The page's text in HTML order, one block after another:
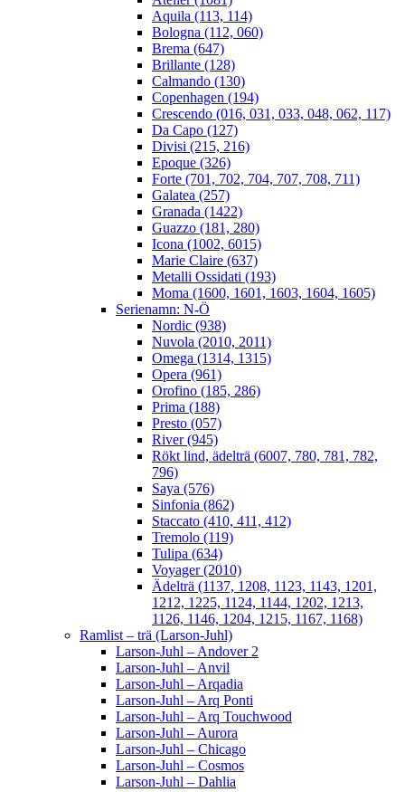
Aquila (113, 114)
Bologna (112, 060)
Brema (647)
Brillante (128)
Calmando (130)
Copenhagen (194)
Crescendo (016, 031, 033, 048, 062, 117)
Da Capo (127)
Divisi (215, 216)
Epoque (326)
Forte (701, 702, 704, 707, 708, 711)
Galatea (257)
Granada (1422)
Guazzo (181, 280)
Icona (1002, 6015)
Marie Claire (637)
Metalli Ossidati (193)
Moma (1600, 1601, 1603, 1604, 1605)
Serienamn: N-Ö
Nordic (938)
Nuvola (2010, 2011)
Omega (1314, 1315)
Opera (961)
Orofino (185, 286)
Prima (188)
Presto (057)
River (945)
Rökt lind, ädelträ (6007, 780, 781, 782,
796)
Saya (576)
Sinfonia (862)
Staccato (410, 411, 412)
Tremolo (119)
Tulipa (634)
Voyager (2010)
Ädelträ (1137, 1208, 1123, 1143, 1201,
1212, 1225, 1124, 1144, 1202, 1213,
1126, 1146, 1204, 1215, 1167, 1168)
Ramlist – trä (Larson-Juhl)
Larson-Juhl – Andover 2
Larson-Juhl – Anvil
Larson-Juhl – Arqadia
Larson-Juhl – Arq Ponti
Larson-Juhl – Arq Touchwood
Larson-Juhl – Aurora
Larson-Juhl – Chicago
Larson-Juhl – Cosmos
Larson-Juhl – Dahlia